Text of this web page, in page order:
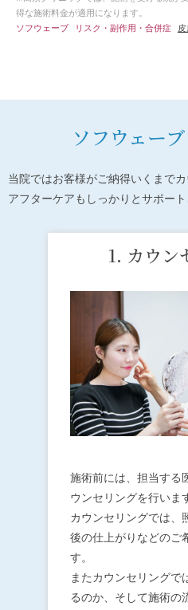
得な施術料金が適用になります。
ソフウェーブ
リスク・副作用・合併症
ソフウェー
当院ではお客様がご納得いくまで
アフターケアもしっかりとサポート
1. カウン
施術前には、担当する
ウンセリングを行いま
カウンセリングでは、
後の仕上がりなどのご
す。
またカウンセリングで
るのか、そして施術の